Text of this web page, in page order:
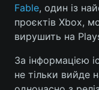
Україна
Fable, один із
проєктів Xbox,
вирушить на
За інформацією
не тільки вийде